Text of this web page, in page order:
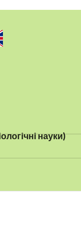
науки)